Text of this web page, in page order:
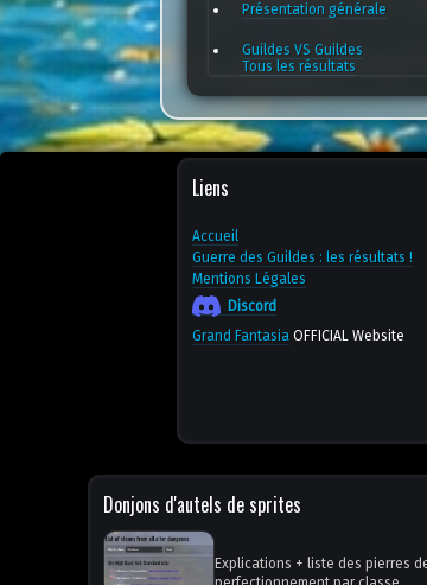
Présentation générale
Guildes VS Guildes
Tous les résultats
Liens
Accueil
Guerre des Guildes : les résultats !
Mentions Légales
Discord
Grand FantasiaOFFICIAL Website
Donjons d'autels de sprites
Explications + liste des pierres